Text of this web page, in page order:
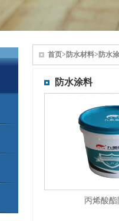
首页> 防水材料> 防水
防水涂料
丙烯酸